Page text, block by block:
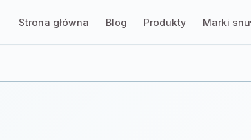
Strona główna Blog Produkty Marki snu